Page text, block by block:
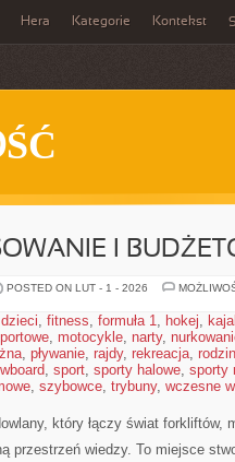
Hera Kategorie Kontekst
I
POSTED ON LUT - 1 - 2026
dzieci, fitness, formuła 1, hokej,
, motocykle, narty,
, pływanie, rajdy, rekreacja,
, sport, sporty halowe, sporty
, szybowce, trybuny, wczesne
który łączy świat forkliftów,
przestrzeń wiedzy. To miejsce